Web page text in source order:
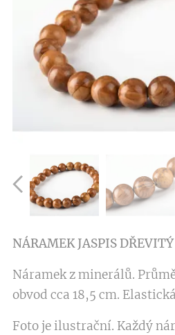
NÁRAMEKJASPIS DŘEVITÝ
Náramek z minerálů.
obvod cca 18,5 cm.
Foto je ilustrační. Každý